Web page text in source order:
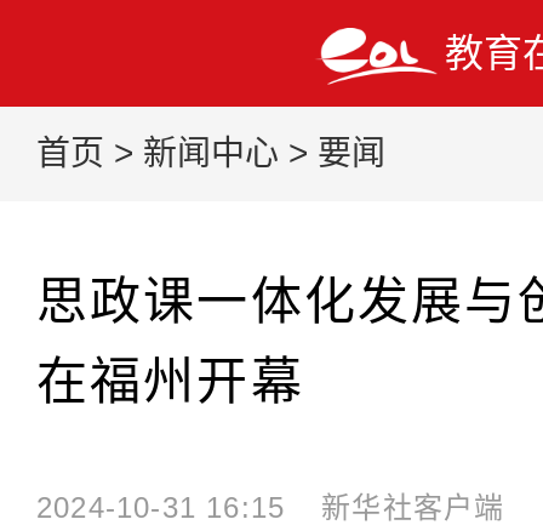
教育
首页 > 新闻中心 > 要闻
思政课一体化发展与
在福州开幕
2024-10-31 16:15 新华社客户端